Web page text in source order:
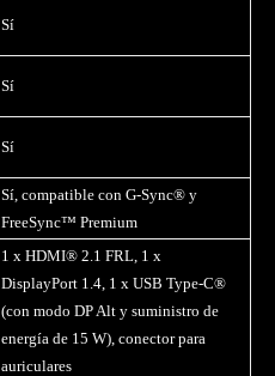
Sí
Sí
Sí
Sí, compatible con G-Sync® y
FreeSync™ Premium
1 x HDMI® 2.1 FRL, 1 x
DisplayPort 1.4, 1 x USB Type-C®
(con modo DP Alt y suministro de
energía de 15 W), conector para
auriculares